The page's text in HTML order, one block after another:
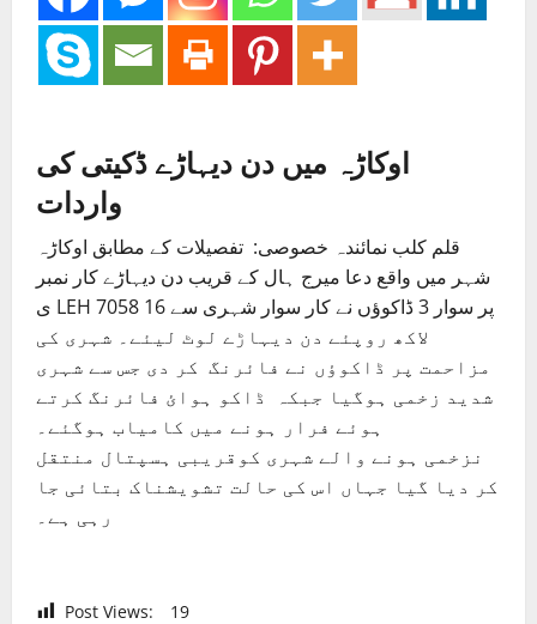
اوکاڑہ میں دن دیہاڑے ڈکیتی کی
واردات
قلم کلب نمائندہ خصوصی: تفصیلات کے مطابق اوکاڑہ
شہر میں واقع دعا میرج ہال کے قریب دن دیہاڑے کار نمبر
ی LEH 7058 پر سوار 3 ڈاکوؤں نے کار سوار شہری سے 16
لاکھ روپئے دن دیہاڑے لوٹ لیئے۔ شہری کی
مزاحمت پر ڈاکوؤں نے فائرنگ کر دی جس سے شہری
شدید زخمی ہوگیا جبکہ ڈاکو ہوائ فائرنگ کرتے
ہوئے فرار ہونے میں کامیاب ہوگئے۔
نزخمی ہونے والے شہری کوقریبی ہسپتال منتقل
کر دیا گیا جہاں اس کی حالت تشویشناک بتائی جا
رہی ہے۔
Post Views: 19